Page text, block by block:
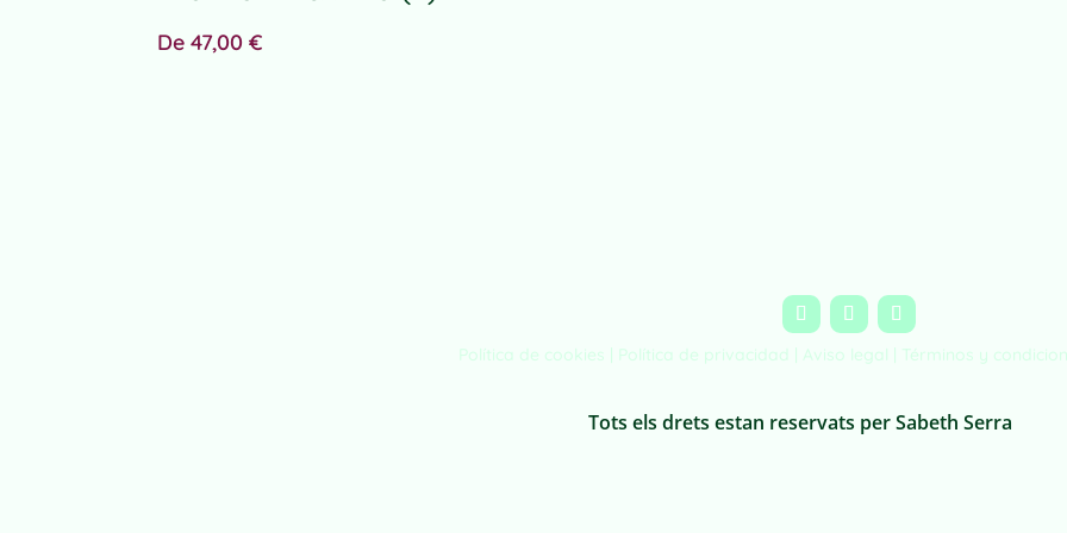
v
De 47,00 €
Política de cookies | Política de privacidad | Aviso legal | Términos y
Tots els drets estan reservats per Sabeth Serra